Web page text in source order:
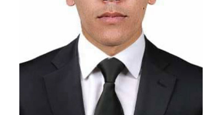
8. Bakalavriat kvotasi (3)
9. Magistratura kvotasi (4) ✉️ Adminga yozish